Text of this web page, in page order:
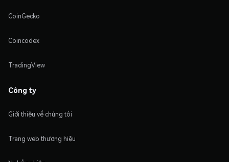
CoinGecko
Coincodex
TradingView
Công ty
Giới thiệu về chúng tôi
Trang web thương hiệu